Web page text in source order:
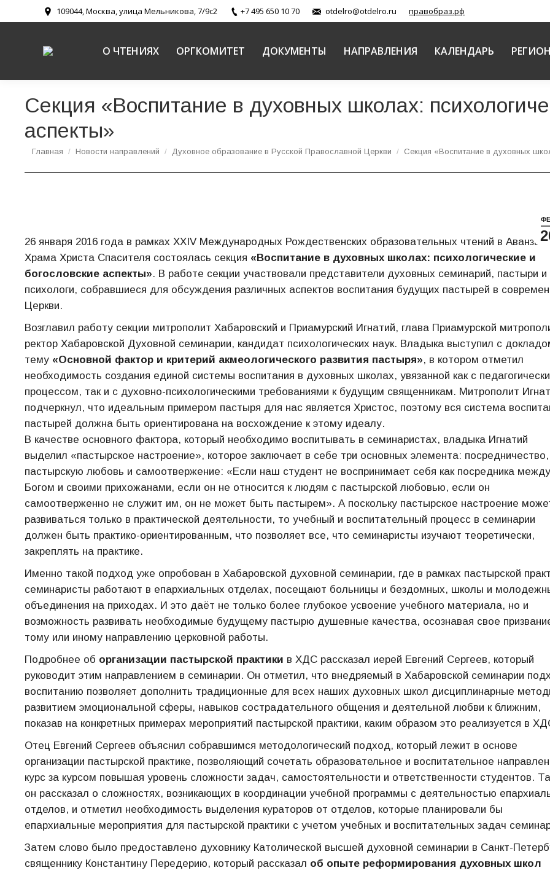
109044, Москва, улица Мельникова, 7/9с2 +7 495 650 10 70 otdelro@otdelro.ru правобраз.рф
О ЧТЕНИЯХ ОРГКОМИТЕТ ДОКУМЕНТЫ НАПРАВЛЕНИЯ КАЛЕНДАРЬ
Секция «Воспитание в духовных школах:
аспекты»
Вы здесь:
Главная Новости направлений Духовное образование в Русской Православной Церкви Секция «Воспитание в духовных
26 января 2016 года в рамках XXIV Международных Рождественских образовательных чтений в
Храма Христа Спасителя состоялась секция «Воспитание в духовных школах: психологические и
богословские аспекты». В работе секции участвовали представители духовных семинарий, пастыри и
психологи, собравшиеся для обсуждения различных аспектов воспитания будущих пастырей в
Церкви.
Возглавил работу секции митрополит Хабаровский и Приамурский Игнатий, глава Приамурской
ректор Хабаровской Духовной семинарии, кандидат психологических наук. Владыка выступил с
тему «Основной фактор и критерий акмеологического развития пастыря», в котором отметил
необходимость создания единой системы воспитания в духовных школах, увязанной как с
процессом, так и с духовно-психологическими требованиями к будущим священникам. Митрополит
подчеркнул, что идеальным примером пастыря для нас является Христос, поэтому вся система
пастырей должна быть ориентирована на восхождение к этому идеалу.
В качестве основного фактора, который необходимо воспитывать в семинаристах, владыка Игнатий
выделил «пастырское настроение», которое заключает в себе три основных элемента: посредничество,
пастырскую любовь и самоотвержение: «Если наш студент не воспринимает себя как посредника между
Богом и своими прихожанами, если он не относится к людям с пастырской любовью, если он
самоотверженно не служит им, он не может быть пастырем». А поскольку пастырское настроение
развиваться только в практической деятельности, то учебный и воспитательный процесс в семинарии
должен быть практико-ориентированным, что позволяет все, что семинаристы изучают теоретически,
закреплять на практике.
Именно такой подход уже опробован в Хабаровской духовной семинарии, где в рамках пастырской
семинаристы работают в епархиальных отделах, посещают больницы и бездомных, школы и
объединения на приходах. И это даёт не только более глубокое усвоение учебного материала, но и
возможность развивать необходимые будущему пастырю душевные качества, осознавая свое
тому или иному направлению церковной работы.
Подробнее об организации пастырской практики в ХДС рассказал иерей Евгений Сергеев, который
руководит этим направлением в семинарии. Он отметил, что внедряемый в Хабаровской семинарии
воспитанию позволяет дополнить традиционные для всех наших духовных школ дисциплинарные
развитием эмоциональной сферы, навыков сострадательного общения и деятельной любви к ближним,
показав на конкретных примерах мероприятий пастырской практики, каким образом это реализуется в
Отец Евгений Сергеев объяснил собравшимся методологический подход, который лежит в основе
организации пастырской практике, позволяющий сочетать образовательное и воспитательное
курс за курсом повышая уровень сложности задач, самостоятельности и ответственности студентов.
он рассказал о сложностях, возникающих в координации учебной программы с деятельностью
отделов, и отметил необходимость выделения кураторов от отделов, которые планировали бы
епархиальные мероприятия для пастырской практики с учетом учебных и воспитательных задач
Затем слово было предоставлено духовнику Католической высшей духовной семинарии в Санкт-
священнику Константину Передерию, который рассказал об опыте реформирования духовных школ